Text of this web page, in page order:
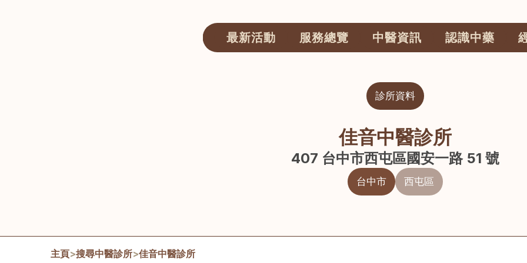
最新活動 服務總覽 中醫資訊 認識中藥
診所資料
佳音中醫診所
407 台中市西屯區國安一路 51 號
台中市 西屯區
主頁>搜尋中醫診所>佳音中醫診所